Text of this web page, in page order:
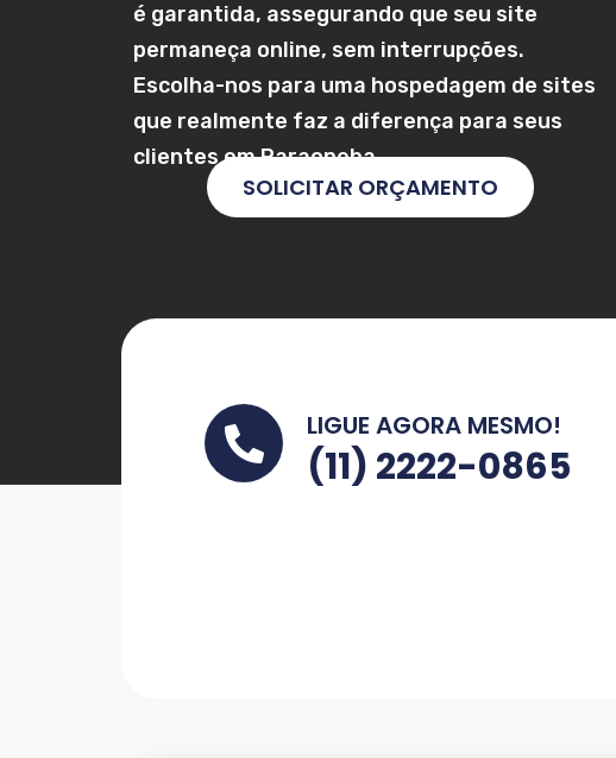
é garantida, assegurando que seu site
permaneça online, sem interrupções.
Escolha-nos para uma hospedagem de sites
que realmente faz a diferença para seus
clientes emParaopeba.
SOLICITAR ORÇAMENTO
LIGUE AGORA MESMO!
(11) 2222-0865